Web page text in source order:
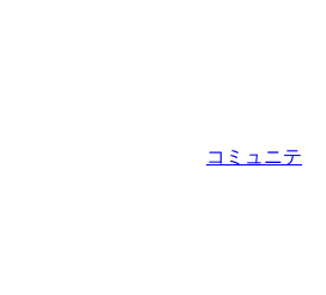
コミュニテ